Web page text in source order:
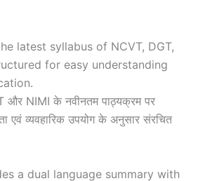
latest syllabus of NCVT, DGT,
for easy understanding
NIMI के नवीनतम पाठ्यक्रम पर
एवं व्यवहारिक उपयोग के अनुसार संरचित
a dual language summary with